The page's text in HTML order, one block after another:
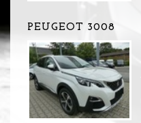
PEUGEOT 3008